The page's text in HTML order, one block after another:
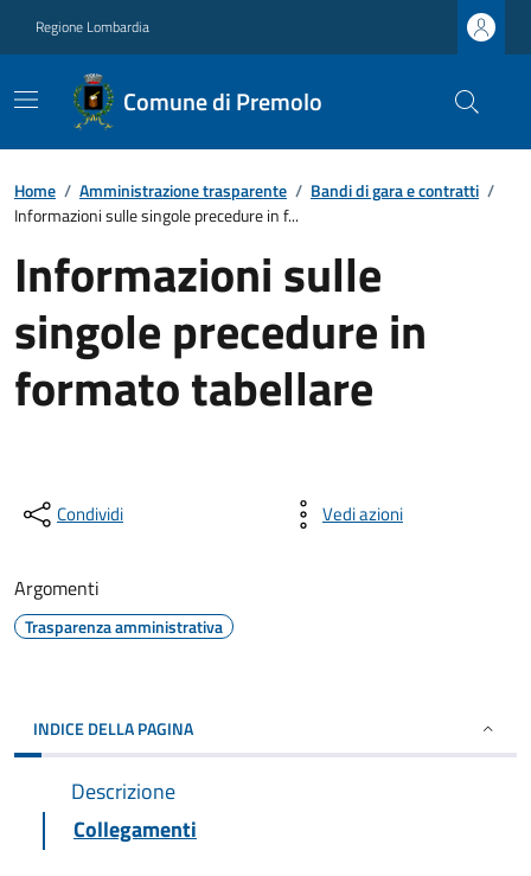
Regione Lombardia
Comune di Premolo
Home / Amministrazione trasparente / Bandi di gara e contratti /
Informazioni sulle singole precedure in f...
Informazioni sulle
singole precedure in
formato tabellare
Condividi Vedi azioni
Argomenti
Trasparenza amministrativa
INDICE DELLA PAGINA
Descrizione
Collegamenti